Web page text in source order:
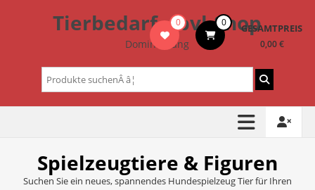
Tierbedarf – bvl-Shop
Dominik Lang
0 0 GESAMTPREIS
0,00 €
Suchen
nach:
Spielzeugtiere & Figuren
Suchen Sie ein neues, spannendes Hundespielzeug Tier für Ihren